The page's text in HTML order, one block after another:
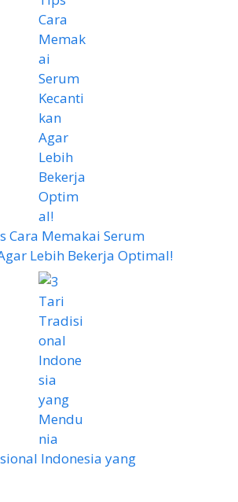
Cara Memakai Serum
Lebih Bekerja Optimal!
Indonesia yang